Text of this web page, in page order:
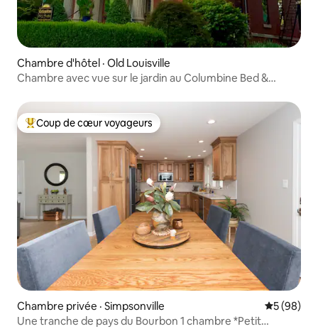
Chambre d'hôtel · Old Louisville
Chambre avec vue sur le jardin au Columbine Bed &
Coup de cœur voyageurs parmi les plus aimés
Coup de cœur voyageurs
Chambre privée · Simpsonville Note
5 (98)
Une tranche de pays du Bourbon 1 chambre *Petit